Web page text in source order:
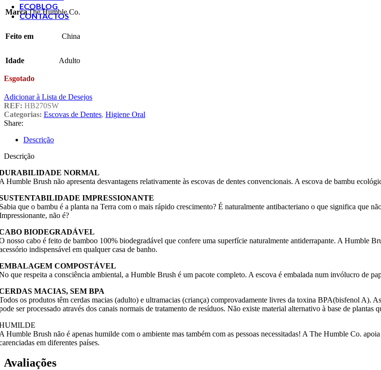
ECOBLOG
CONTACTOS
MarcaThe Humble Co.
Feito em China
Idade Adulto
Esgotado
Adicionar à Lista de Desejos
REF: HB270SW
Categorias: Escovas de Dentes, Higiene Oral
Share:
Descrição
Descrição
NORMAL
Humble Brush não apresenta desvantagens relativamente às escovas de dentes convencionais. A escova de bambu
IMPRESSIONANTE
que o bambu é a planta na Terra com o mais rápido crescimento? É naturalmente antibacteriano o que significa que
não é?
BIODEGRADÁVEL
nosso cabo é feito de bamboo 100% biodegradável que confere uma superfície naturalmente antiderrapante. A Humble
indispensável em qualquer casa de banho.
COMPOSTÁVEL
que respeita a consciência ambiental, a Humble Brush é um pacote completo. A escova é embalada num invólucro de
MACIAS, SEM BPA
os produtos têm cerdas macias (adulto) e ultramacias (criança) comprovadamente livres da toxina BPA(bisfenol A).
ser processado através dos canais normais de tratamento de resíduos. Não existe material alternativo à base de plantas
Humble Brush não é apenas humilde com o ambiente mas também com as pessoas necessitadas! A The Humble Co.
em diferentes países.
Avaliações